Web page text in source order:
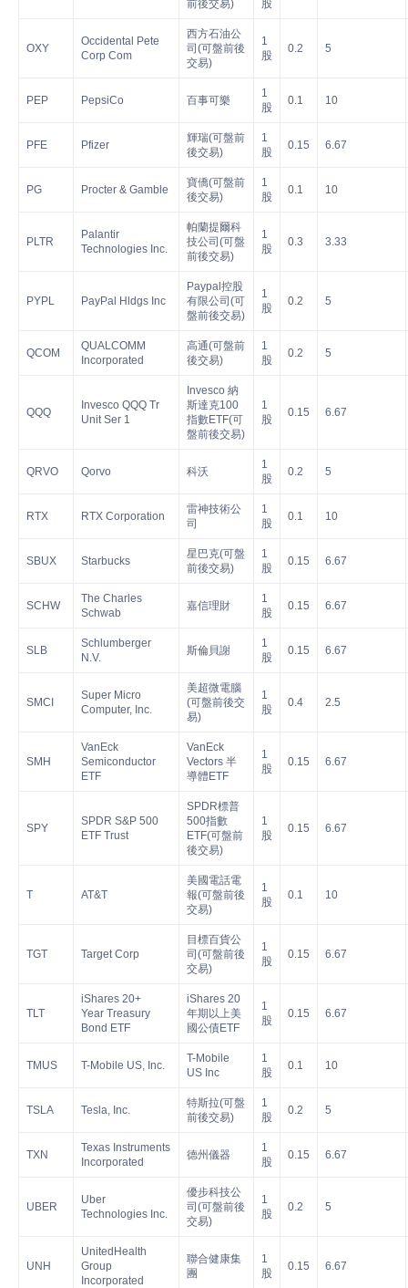
前後交易) 股
OXY
Occidental Pete
Corp Com
西方石油公
司(可盤前後
交易)
1
股
0.2 5
PEP PepsiCo 百事可樂
1
股
0.1 10
PFE Pfizer
輝瑞(可盤前
後交易)
1
股
0.15 6.67
PG Procter & Gamble
寶僑(可盤前
後交易)
1
股
0.1 10
PLTR
Palantir
Technologies Inc.
帕蘭提爾科
技公司(可盤
前後交易)
1
股
0.3 3.33
PYPL PayPal Hldgs Inc
Paypal控股
有限公司(可
盤前後交易)
1
股
0.2 5
QCOM
QUALCOMM
Incorporated
高通(可盤前
後交易)
1
股
0.2 5
QQQ
Invesco QQQ Tr
Unit Ser 1
Invesco 納
斯達克100
指數ETF(可
盤前後交易)
1
股
0.15 6.67
QRVO Qorvo 科沃
1
股
0.2 5
RTX RTX Corporation
雷神技術公
司
1
股
0.1 10
SBUX Starbucks
星巴克(可盤
前後交易)
1
股
0.15 6.67
SCHW
The Charles
Schwab
嘉信理財
1
股
0.15 6.67
SLB
Schlumberger
N.V.
斯倫貝謝
1
股
0.15 6.67
SMCI
Super Micro
Computer, Inc.
美超微電腦
(可盤前後交
易)
1
股
0.4 2.5
SMH
VanEck
Semiconductor
ETF
VanEck
Vectors 半
導體ETF
1
股
0.15 6.67
SPY
SPDR S&P 500
ETF Trust
SPDR標普
500指數
ETF(可盤前
後交易)
1
股
0.15 6.67
T AT&T
美國電話電
報(可盤前後
交易)
1
股
0.1 10
TGT Target Corp
目標百貨公
司(可盤前後
交易)
1
股
0.15 6.67
TLT
iShares 20+
Year Treasury
Bond ETF
iShares 20
年期以上美
國公債ETF
1
股
0.15 6.67
TMUS T-Mobile US, Inc.
T-Mobile
US Inc
1
股
0.1 10
TSLA Tesla, Inc.
特斯拉(可盤
前後交易)
1
股
0.2 5
TXN
Texas Instruments
Incorporated
德州儀器
1
股
0.15 6.67
UBER
Uber
Technologies Inc.
優步科技公
司(可盤前後
交易)
1
股
0.2 5
UNH
UnitedHealth
Group
Incorporated
聯合健康集
團
1
股
0.15 6.67